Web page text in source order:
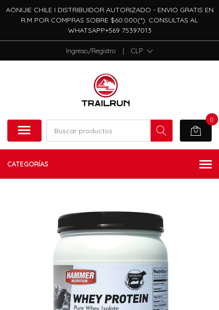
AONIJIE CHILE I DISTRIBUIDOR AUTORIZADO - ENVIO GRATIS EN
R.M POR COMPRAS SOBRE $60.000(*). CONSULTAS AL
WHATSAPP+569 75397013
Ingreso/Registro | CLP
0
CATEGORÍAS